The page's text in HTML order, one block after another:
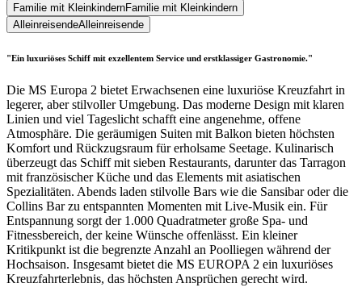
Familie mit KleinkindernFamilie mit Kleinkindern
AlleinreisendeAlleinreisende
"Ein luxuriöses Schiff mit exzellentem Service und erstklassiger Gastronomie."
Die MS Europa 2 bietet Erwachsenen eine luxuriöse Kreuzfahrt in
legerer, aber stilvoller Umgebung. Das moderne Design mit klaren
Linien und viel Tageslicht schafft eine angenehme, offene
Atmosphäre. Die geräumigen Suiten mit Balkon bieten höchsten
Komfort und Rückzugsraum für erholsame Seetage. Kulinarisch
überzeugt das Schiff mit sieben Restaurants, darunter das Tarragon
mit französischer Küche und das Elements mit asiatischen
Spezialitäten. Abends laden stilvolle Bars wie die Sansibar oder die
Collins Bar zu entspannten Momenten mit Live-Musik ein. Für
Entspannung sorgt der 1.000 Quadratmeter große Spa- und
Fitnessbereich, der keine Wünsche offenlässt. Ein kleiner
Kritikpunkt ist die begrenzte Anzahl an Poolliegen während der
Hochsaison. Insgesamt bietet die MS EUROPA 2 ein luxuriöses
Kreuzfahrterlebnis, das höchsten Ansprüchen gerecht wird.